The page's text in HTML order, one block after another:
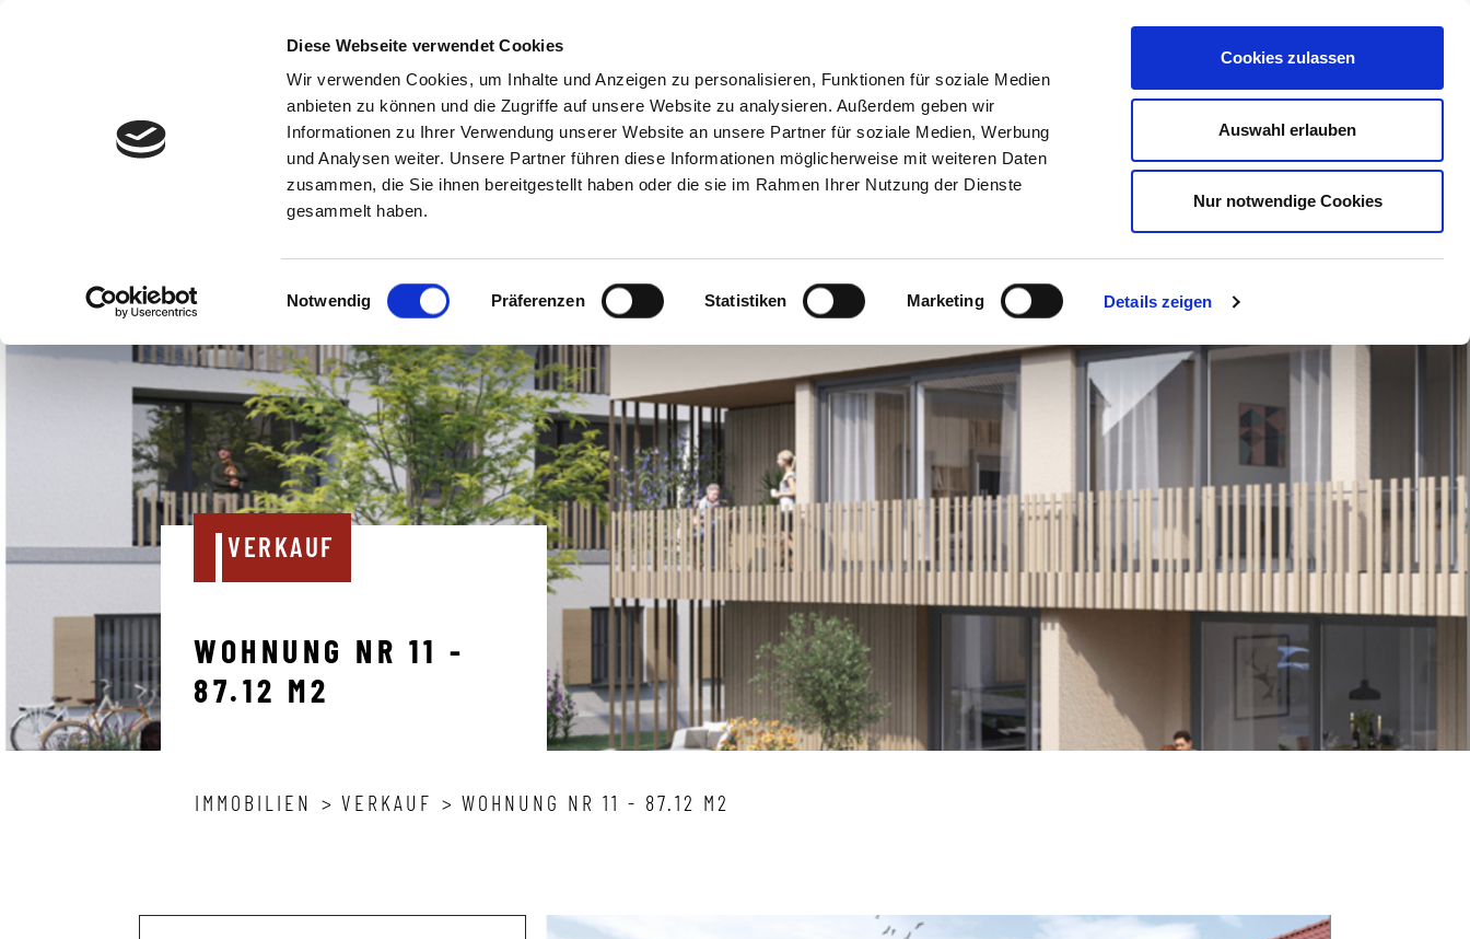
Diese Webseite verwendet Cookies
Wir verwenden Cookies, um Inhalte und Anzeigen zu personalisieren, Funktionen für soziale Medien
anbieten zu können und die Zugriffe auf unsere Website zu analysieren. Außerdem geben wir
Informationen zu Ihrer Verwendung unserer Website an unsere Partner für soziale Medien, Werbung
und Analysen weiter. Unsere Partner führen diese Informationen möglicherweise mit weiteren Daten
zusammen, die Sie ihnen bereitgestellt haben oder die sie im Rahmen Ihrer Nutzung der Dienste
gesammelt haben.
Einwilligungsauswahl
Notwendig Präferenzen Statistiken Marketing Details zeigen
Cookies zulassen
Auswahl erlauben
Nur notwendige Cookies
UNTERNEHMEN LEISTUNGEN
VERKAUF
WOHNUNG NR 11 -
87.12 M2
IMMOBILIEN VERKAUF WOHNUNG NR 11 - 87.12 M2